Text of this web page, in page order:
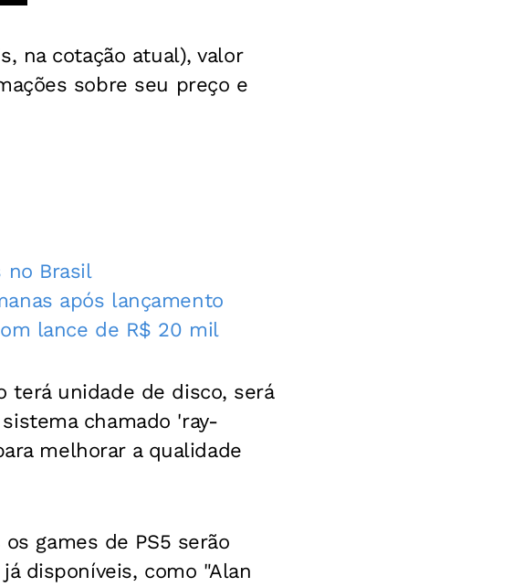
na cotação atual), valor
sobre seu preço e
no Brasil
após lançamento
lance de R$ 20 mil
terá unidade de disco, será
chamado 'ray-
melhorar a qualidade
games de PS5 serão
disponíveis, como "Alan